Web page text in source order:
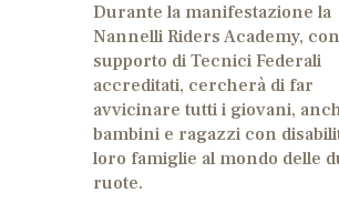
Durante la manifestazione la
Nannelli Riders Academy,
supporto di Tecnici Federali
accreditati, cercherà di far
avvicinare tutti i giovani,
bambini e ragazzi con
loro famiglie al mondo delle
ruote.